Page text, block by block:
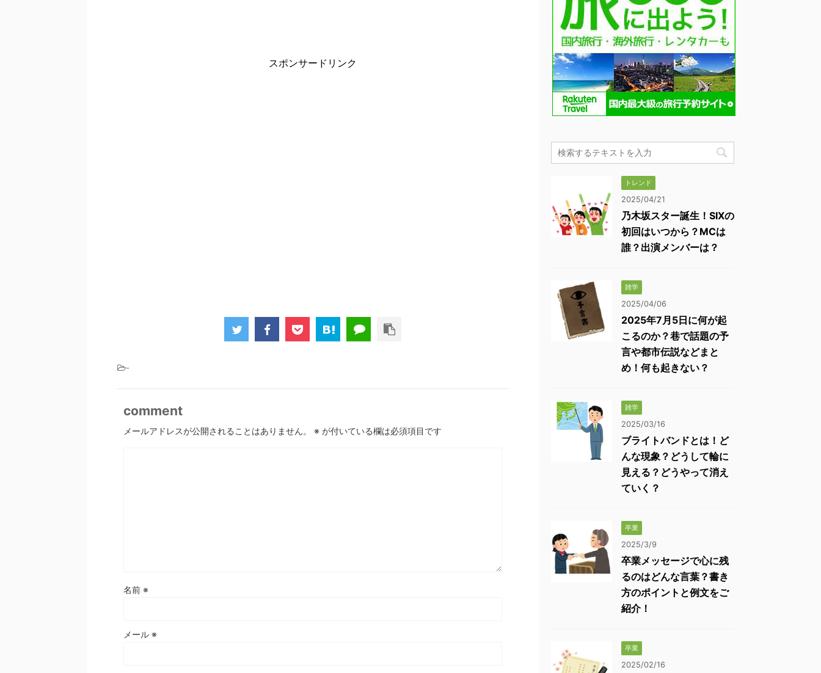
スポンサードリンク
-
comment
メールアドレスが公開されることはありません。 ※ が付いている欄は必須項目です
名前 ※
メール ※
トレンド
2025/04/21
乃木坂スター誕生！SIXの
初回はいつから？MCは
誰？出演メンバーは？
雑学
2025/04/06
2025年7月5日に何が起
こるのか？巷で話題の予
言や都市伝説などまと
め！何も起きない？
雑学
2025/03/16
ブライトバンドとは！ど
んな現象？どうして輪に
見える？どうやって消え
ていく？
卒業
2025/3/9
卒業メッセージで心に残
るのはどんな言葉？書き
方のポイントと例文をご
紹介！
卒業
2025/02/16